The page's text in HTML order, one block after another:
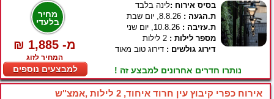
מחיר
בלעדי
₪ 1,885 -מ
המחיר לזוג
למבצעים נוספים
בסיס אירוח :לינה בלבד
ת.הגעה :
ת.עזיבה :
מספר לילות :
דירוג גולשים : דירוג טוב מאוד
נותרו חדרים אחרונים למבצע זה !
אירוח כפרי קיבוץ עין חרוד איחוד, 2 לילות ,אמצ"ש